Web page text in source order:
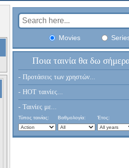
Movies
Ποια ταινία θα δω
- Προτάσεις των χρηστών...
- HOT ταινίες...
- Ταινίες με...
Τύπος ταινίας: Βαθμολογία: Έτος: